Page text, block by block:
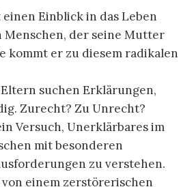
einen Einblick in das Leben
Menschen, der seine Mutter
kommt er zu diesem radikalen
suchen Erklärungen,
Zurecht? Zu Unrecht?
Versuch, Unerklärbares im
mit besonderen
zu verstehen.
einem zerstörerischen